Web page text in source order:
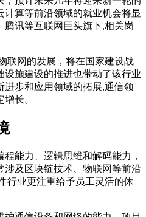
算等前沿领域的就业机会将显
讯等互联网巨头旗下,相关岗
联网的发展，将在国家建设战
施建设的推进也带动了该行业
进步和应用领域的拓展,通信领
长。
能力、逻辑思维和解码能力，
涉及区块链技术、物联网等前沿
行业更注重给予员工灵活的休